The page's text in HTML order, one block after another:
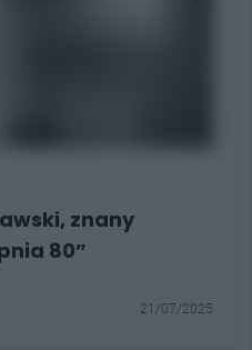
znany
80”
21/07/2025